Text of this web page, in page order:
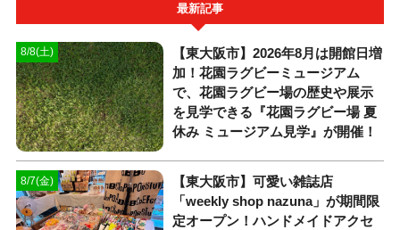
最新記事
8/8(土)
【東大阪市】2026年8月は開館日増
加！花園ラグビーミュージアム
で、花園ラグビー場の歴史や展示
を見学できる『花園ラグビー場 夏
休み ミュージアム見学』が開催！
8/7(金)
【東大阪市】可愛い雑誌店
「weekly shop nazuna」が期間限
定オープン！ハンドメイドアクセ